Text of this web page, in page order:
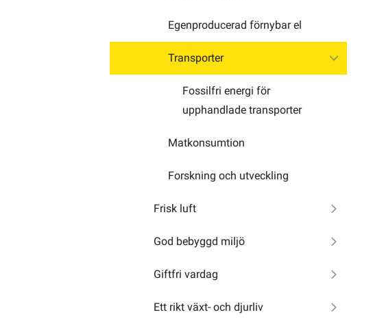
Egenproducerad förnybar el
Transporter
Fossilfri energi för
upphandlade transporter
Matkonsumtion
Forskning och utveckling
Frisk luft
God bebyggd miljö
Giftfri vardag
Ett rikt växt- och djurliv